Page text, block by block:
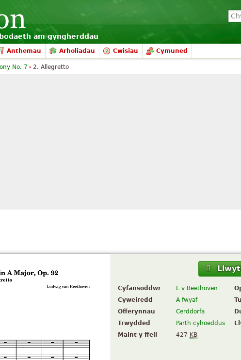
am gyngherddau
Anthemau Arholiadau Cwisiau Cymuned
Cyfansoddwr L v Beethoven
Cyweiredd
A fwyaf
Offerynnau
Cerddorfa
Trwydded
Parth cyhoeddus
Maint y ffeil
427 KB
No. 7 2. Allegretto